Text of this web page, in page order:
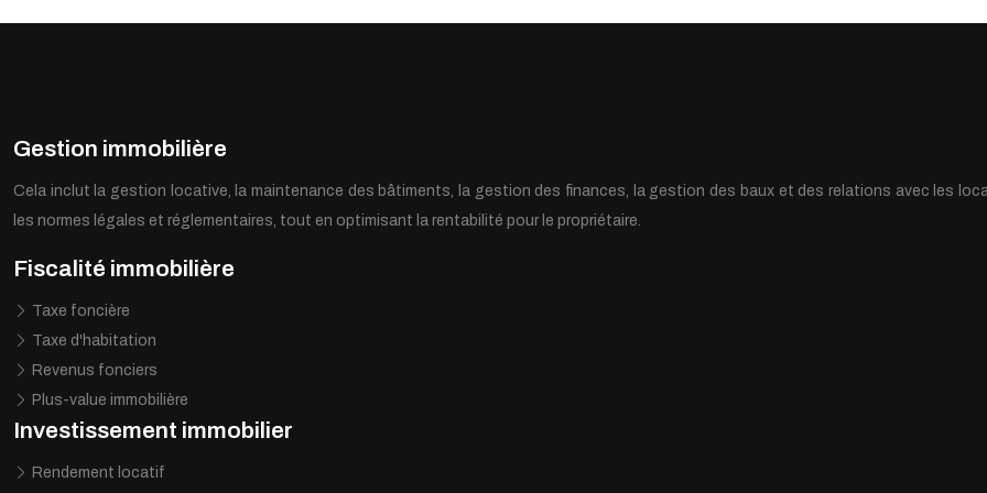
Gestion immobilière
Cela inclut la gestion locative, la maintenance des bâtiments, la gestion des finances, la gestion des baux et des relations avec les
les normes légales et réglementaires, tout en optimisant la rentabilité pour le propriétaire.
Fiscalité immobilière
Taxe foncière
Taxe d'habitation
Revenus fonciers
Plus-value immobilière
Investissement immobilier
Rendement locatif